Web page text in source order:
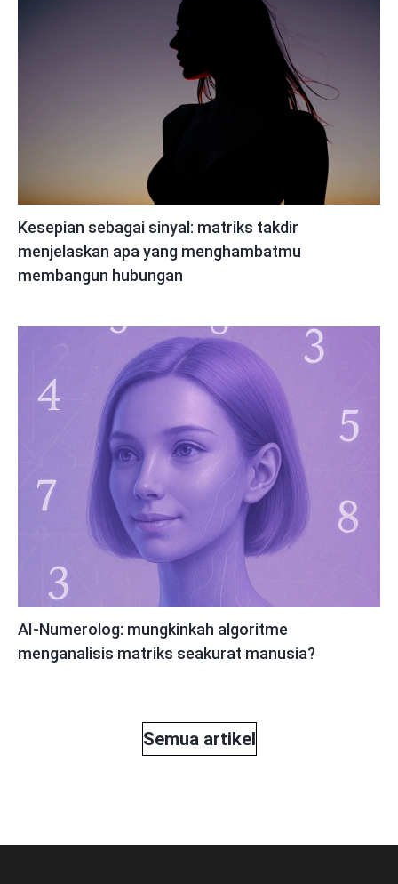
Kesepian sebagai sinyal: matriks takdir
menjelaskan apa yang menghambatmu
membangun hubungan
AI-Numerolog: mungkinkah algoritme
menganalisis matriks seakurat manusia?
Semua artikel